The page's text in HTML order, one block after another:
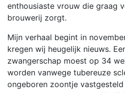
enthousiaste vrouw die graag
brouwerij zorgt.
Mijn verhaal begint in
kregen wij heugelijk nieuws.
zwangerschap moest op 34
worden vanwege tubereuze
ongeboren zoontje